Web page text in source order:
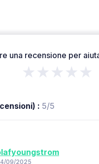
una recensione per
★★★★★
: 5/5
09/2025